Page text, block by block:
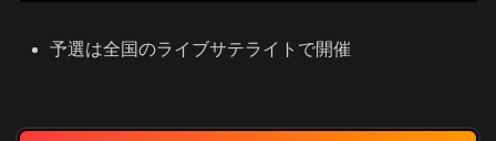
予選は全国のライブサテライトで開催